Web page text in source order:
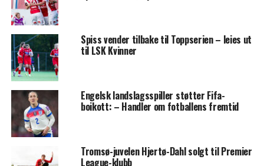
Spiss vender tilbake til Toppserien – leies ut
til LSK Kvinner
Engelsk landslagsspiller støtter Fifa-
boikott: – Handler om fotballens fremtid
Tromsø-juvelen Hjertø-Dahl solgt til Premier
League-klubb